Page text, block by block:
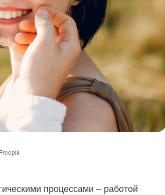
процессами – работой